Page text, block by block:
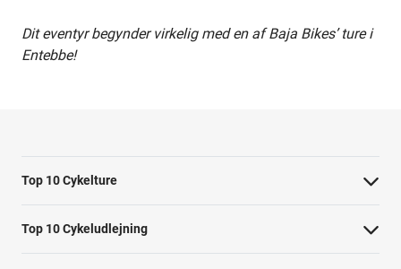
Dit eventyr begynder virkelig med en af Baja Bikes’ ture i
Entebbe!
Top 10 Cykelture
Cykeltur i Barcelona: højdepunkterne
Cykeltur i Berlin: højdepunkterne
Top 10 Cykeludlejning